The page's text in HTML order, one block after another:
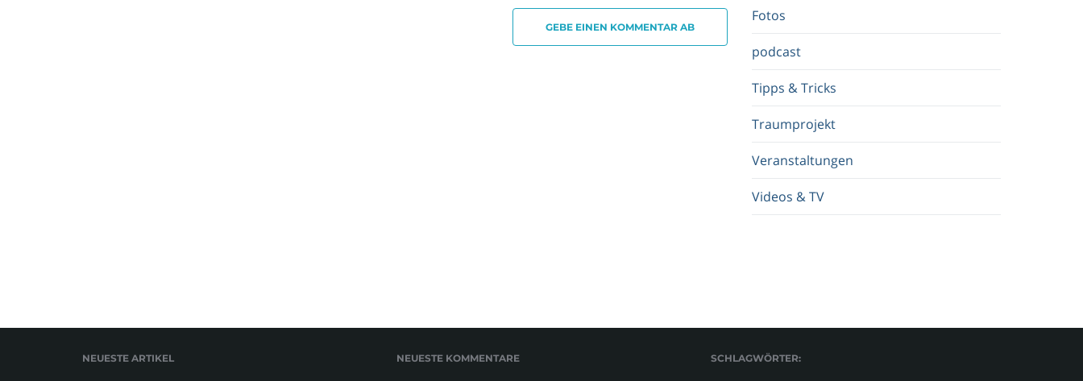
GEBE EINEN KOMMENTAR AB
.
.
.
Fotos
podcast
Tipps & Tricks
Traumprojekt
Veranstaltungen
Videos & TV
NEUESTE ARTIKEL NEUESTE KOMMENTARE SCHLAGWÖRTER: